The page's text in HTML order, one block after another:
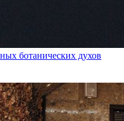
ботанических духов